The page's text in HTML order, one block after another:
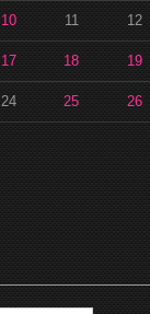
10 11 12
17 18 19
24 25 26